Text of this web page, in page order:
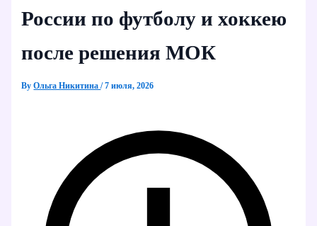
России по футболу и хоккею
после решения МОК
ByОльга Никитина/7 июля, 2026